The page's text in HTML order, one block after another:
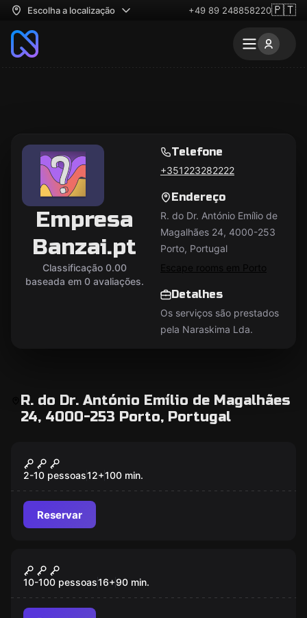
Escolha a localização +49 89 248858220🇵🇹
Empresa
Banzai.pt
Classificação 0.00
baseada em 0 avaliações.
Telefone
+351223282222
Endereço
R. do Dr. António Emílio de
Magalhães 24, 4000-253
Porto, Portugal
Escape rooms em Porto
Detalhes
Os serviços são prestados
pela Naraskima Lda.
R. do Dr. António Emílio de Magalhães
24, 4000-253 Porto, Portugal
Challenge
2-10 pessoas12+100 min.
Reservar
Banzai Bomb
10-100 pessoas16+90 min.